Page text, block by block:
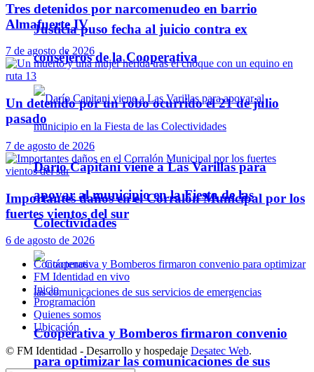
Justicia puso fecha al juicio contra ex
consejeros de la Cooperativa
Darío Capitani viene a Las Varillas para
apoyar al municipio en la Fiesta de las
Colectividades
Cooperativa y Bomberos firmaron convenio
para optimizar las comunicaciones de sus
Tres detenidos por narcomenudeo en barrio
Almafuerte IV
7 de agosto de 2026
Un detenido por un robo ocurrido el 21 de julio
pasado
7 de agosto de 2026
Importantes daños en el Corralón Municipal por los
fuertes vientos del sur
6 de agosto de 2026
Contáctenos
FM Identidad en vivo
Inicio
Programación
Quienes somos
Ubicación
© FM Identidad - Desarrollo y hospedaje Desatec Web.